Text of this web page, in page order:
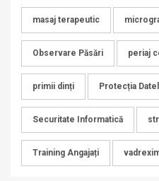
masaj terapeutic
Observare Păsări periaj
primii dinți Protecția
Securitate Informatică
Training Angajați